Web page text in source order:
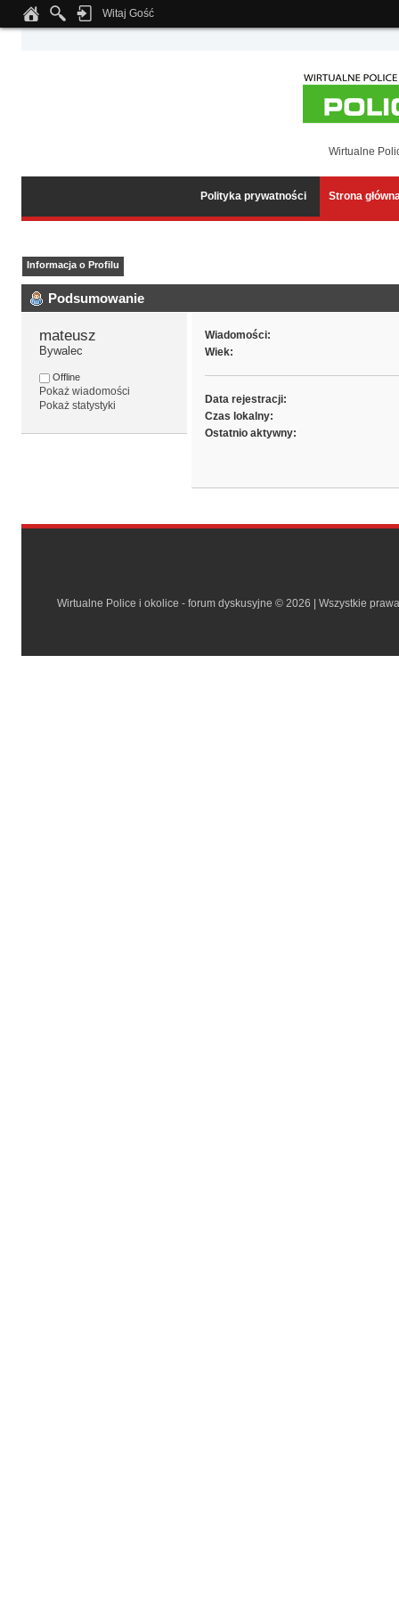
Notice: Undefined index: tapatalk_body_hook in
Witaj Gość
Wirtualne
Polityka prywatności Strona
Informacja o Profilu
Podsumowanie
mateusz
Bywalec
Offline
Pokaż wiadomości
Pokaż statystyki
Wiadomości:
Wiek:
Data rejestracji:
Czas lokalny:
Ostatnio aktywny:
Wirtualne Police i okolice - forum dyskusyjne © 2026 | Wszystkie